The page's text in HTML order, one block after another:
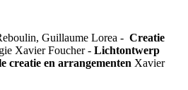
, Guillaume Lorea - Creatie
Xavier Foucher- Lichtontwerp
creatie en arrangementen Xavier